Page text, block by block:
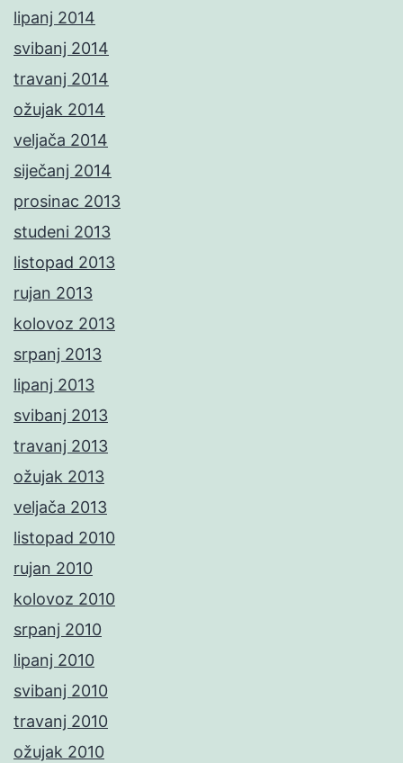
lipanj 2014
svibanj 2014
travanj 2014
ožujak 2014
veljača 2014
siječanj 2014
prosinac 2013
studeni 2013
listopad 2013
rujan 2013
kolovoz 2013
srpanj 2013
lipanj 2013
svibanj 2013
travanj 2013
ožujak 2013
veljača 2013
listopad 2010
rujan 2010
kolovoz 2010
srpanj 2010
lipanj 2010
svibanj 2010
travanj 2010
ožujak 2010